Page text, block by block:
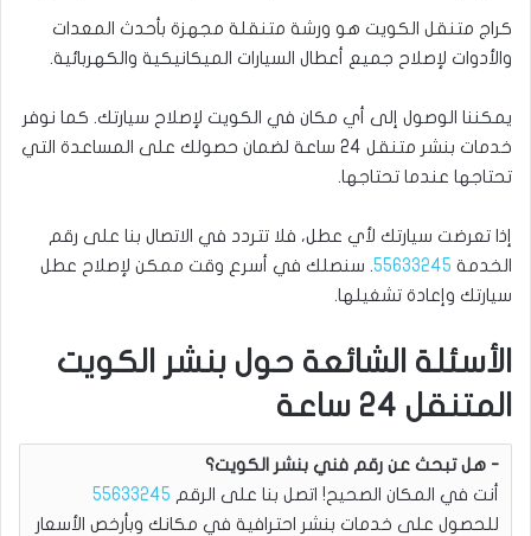
كراج متنقل الكويت هو ورشة متنقلة مجهزة بأحدث المعدات
والأدوات لإصلاح جميع أعطال السيارات الميكانيكية والكهربائية.
يمكننا الوصول إلى أي مكان في الكويت لإصلاح سيارتك. كما نوفر
خدمات بنشر متنقل 24 ساعة لضمان حصولك على المساعدة التي
تحتاجها عندما تحتاجها.
إذا تعرضت سيارتك لأي عطل، فلا تتردد في الاتصال بنا على رقم
الخدمة 55633245. سنصلك في أسرع وقت ممكن لإصلاح عطل
سيارتك وإعادة تشغيلها.
الأسئلة الشائعة حول بنشر الكويت
المتنقل 24 ساعة
هل تبحث عن رقم فني بنشر الكويت؟
أنت في المكان الصحيح! اتصل بنا على الرقم 55633245
للحصول على خدمات بنشر احترافية في مكانك وبأرخص الأسعار